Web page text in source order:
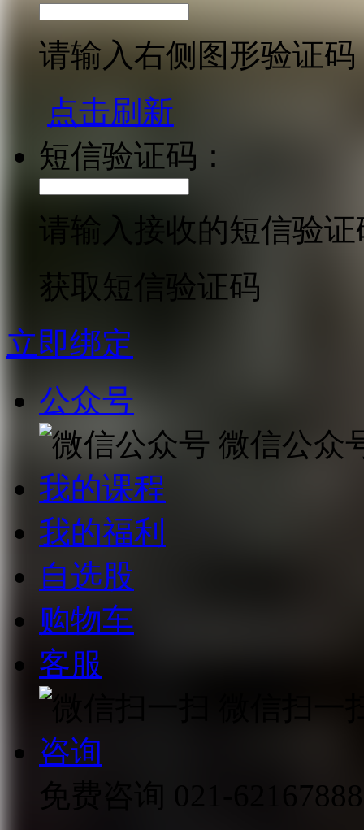
请输入右侧图形验证码
点击刷新
短信验证码：
请输入接收的短信验证
获取短信验证码
立即绑定
公众号
微信公众
我的课程
我的福利
自选股
购物车
客服
咨询
021-62167888